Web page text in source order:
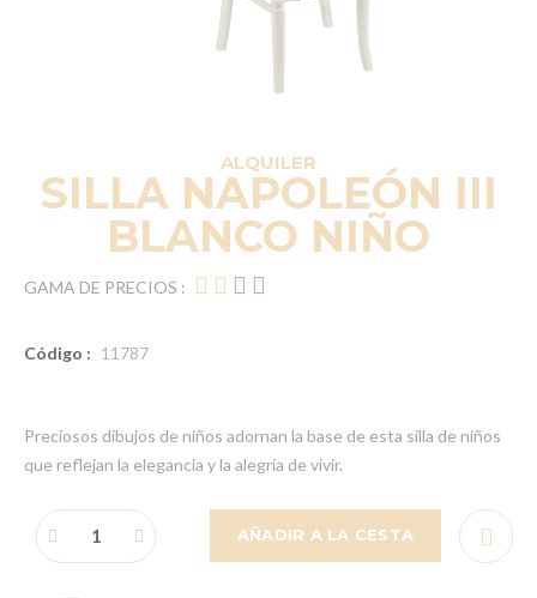
ALQUILER
SILLA NAPOLEÓN III
BLANCO NIÑO
GAMA DE PRECIOS :
Código : 11787
Preciosos dibujos de niños adornan la base de esta silla de niños
que reflejan la elegancia y la alegría de vivir.
AÑADIR A LA CESTA